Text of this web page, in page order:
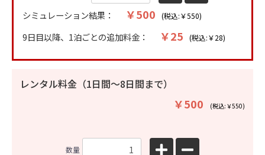
シミュレーション結果： ￥500 (税込:￥550)
9日目以降、1泊ごとの追加料金： ￥25 (税込:￥28)
レンタル料金（1日間〜8日間まで）
￥500 (税込:￥550)
数量